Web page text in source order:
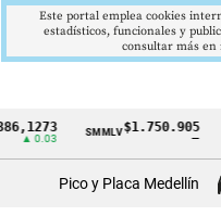
CintilloSMMLV$1.750.905 BRENT
Pico y Placa Medellín
Este portal emplea cookies
estadísticos, funcionales y
consultar más en